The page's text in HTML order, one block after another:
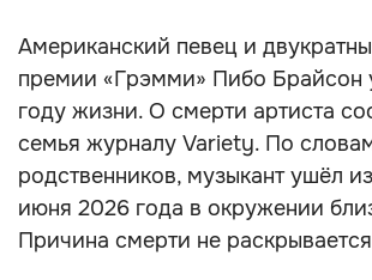
Американский певец и
премии «Грэмми» Пибо Брайсон
году жизни. О смерти артиста
семья журналу Variety. По
родственников, музыкант ушёл
июня 2026 года в окружении
Причина смерти не